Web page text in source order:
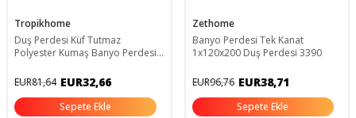
Tropikhome
Duş Perdesi Küf Tutmaz
Polyester Kumaş Banyo Perdesi
Perdesi 180x200 Cm
EUR81,64 EUR32,66
Sepete Ekle
Zethome
Banyo Perdesi Tek Kanat
1x120x200 Duş Perdesi 3390
EUR96,76 EUR38,71
Sepete Ekle